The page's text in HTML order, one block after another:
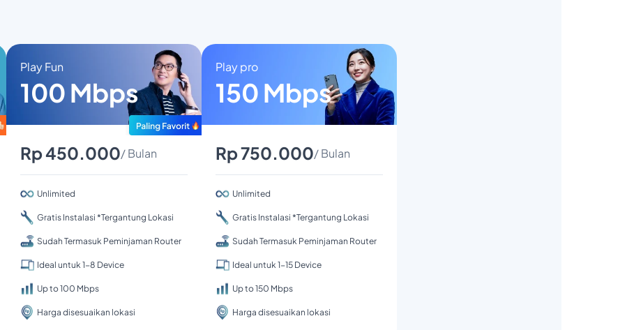
Play Fun
100 Mbps
Rp 450.000/ Bulan
Unlimited
Gratis Instalasi *Tergantung Lokasi
Sudah Termasuk Peminjaman Router
Ideal untuk 1-8 Device
Up to 100 Mbps
Harga disesuaikan lokasi
Play pro
150 Mbps
Rp 750.000/ Bulan
Unlimited
Gratis Instalasi *Tergantung Lokasi
Sudah Termasuk Peminjaman Router
Ideal untuk 1-15 Device
Up to 150 Mbps
Harga disesuaikan lokasi